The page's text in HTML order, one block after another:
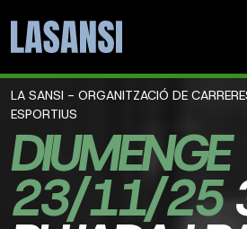
LA SANSI - ORGANITZACIÓ DE
ESPORTIUS
DIUMENGE
23/11/25